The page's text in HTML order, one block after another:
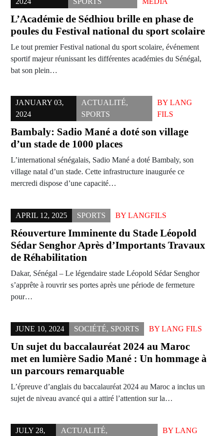
L’Académie de Sédhiou brille en phase de
poules du Festival national du sport scolaire
Le tout premier Festival national du sport scolaire, événement
sportif majeur réunissant les différentes académies du Sénégal,
bat son plein…
JANUARY 03,
2024
ACTUALITÉ,
SPORTS
BY LANG
FILS
Bambaly: Sadio Mané a doté son village
d’un stade de 1000 places
L’international sénégalais, Sadio Mané a doté Bambaly, son
village natal d’un stade. Cette infrastructure inaugurée ce
mercredi dispose d’une capacité…
APRIL 12, 2025 SPORTS BY LANGFILS
Réouverture Imminente du Stade Léopold
Sédar Senghor Après d’Importants Travaux
de Réhabilitation
Dakar, Sénégal – Le légendaire stade Léopold Sédar Senghor
s’apprête à rouvrir ses portes après une période de fermeture
pour…
JUNE 10, 2024 SOCIÉTÉ, SPORTS BY LANG FILS
Un sujet du baccalauréat 2024 au Maroc
met en lumière Sadio Mané : Un hommage à
un parcours remarquable
L’épreuve d’anglais du baccalauréat 2024 au Maroc a inclus un
sujet de niveau avancé qui a attiré l’attention sur la…
JULY 28, ACTUALITÉ, BYLANG